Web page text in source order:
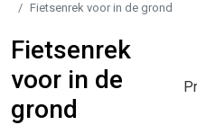
Fietsenrek voor in de grond
Fietsenrek
voor in de
grond